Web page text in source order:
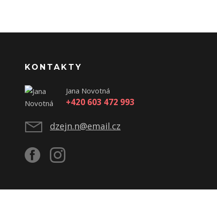
KONTAKTY
Jana Novotná
+420 603 472 993
dzejn.n@email.cz